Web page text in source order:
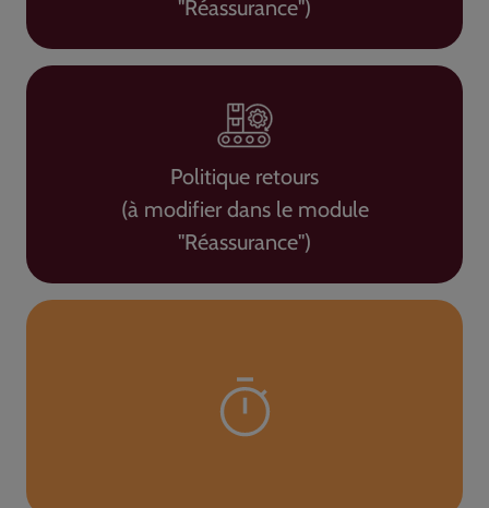
"Réassurance")
Politique retours
(à modifier dans le module
"Réassurance")